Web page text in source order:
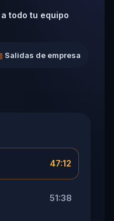
todo tu equipo
Salidas de empresa
47:12
51:38